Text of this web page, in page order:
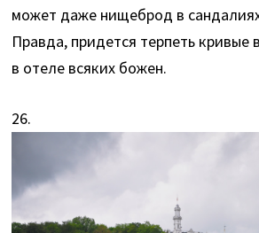
может даже нищеброд в
Правда, придется терпеть кривые
в отеле всяких божен.
26.